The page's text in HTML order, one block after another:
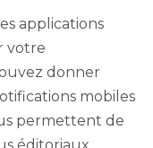
applications
votre
donner
mobiles
permettent de